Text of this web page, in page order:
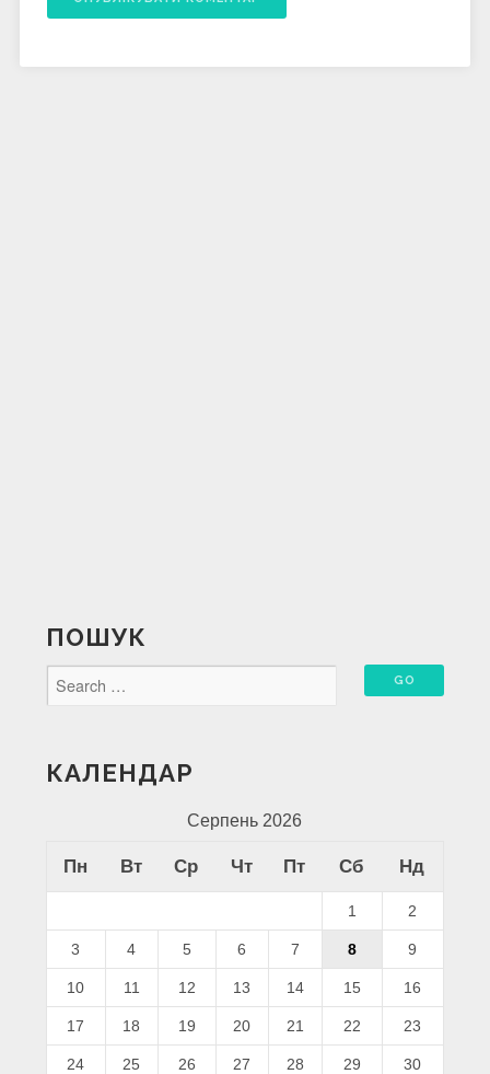
ПОШУК
КАЛЕНДАР
Серпень 2026
Пн Вт Ср Чт Пт Сб Нд
1 2
3 4 5 6 7 8 9
10 11 12 13 14 15 16
17 18 19 20 21 22 23
24 25 26 27 28 29 30